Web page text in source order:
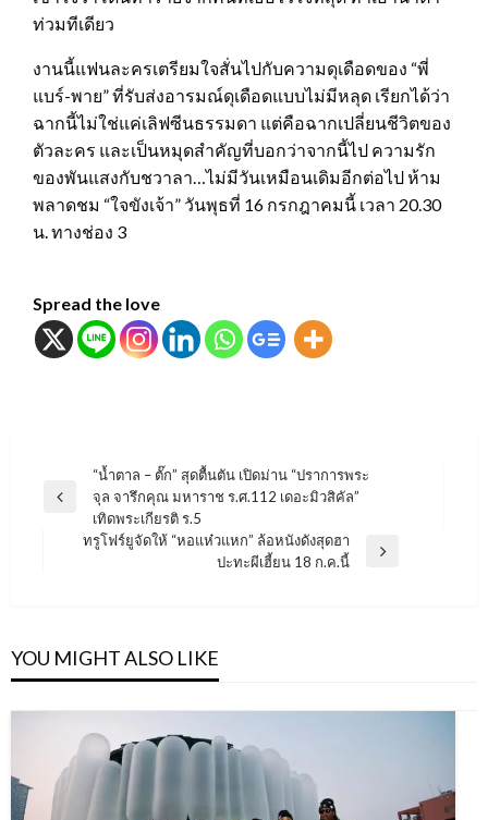
ท่วมทีเดียว
งานนี้แฟนละครเตรียมใจสั่นไปกับความดุเดือดของ “พี่
แบร์-พาย” ที่รับส่งอารมณ์ดุเดือดแบบไม่มีหลุด เรียกได้ว่า
ฉากนี้ไม่ใช่แค่เลิฟซีนธรรมดา แต่คือฉากเปลี่ยนชีวิตของ
ตัวละคร และเป็นหมุดสำคัญที่บอกว่าจากนี้ไป ความรัก
ของพันแสงกับชวาลา…ไม่มีวันเหมือนเดิมอีกต่อไป ห้าม
พลาดชม “ใจขังเจ้า” วันพุธที่ 16 กรกฎาคมนี้ เวลา 20.30
น. ทางช่อง 3
Spread the love
แนะแนว
เรื่อง
Previous
“น้ำตาล – ตั๊ก” สุดตื้นตัน เปิดม่าน “ปราการพระ
จุล จารึกคุณ มหาราช ร.ศ.112 เดอะมิวสิคัล”
เทิดพระเกียรติ ร.5
ทรูโฟร์ยูจัดให้ “หอแห๋วแหก” ล้อหนังดังสุดฮา
ปะทะผีเฮี้ยน 18 ก.ค.นี้
YOU MIGHT ALSO LIKE